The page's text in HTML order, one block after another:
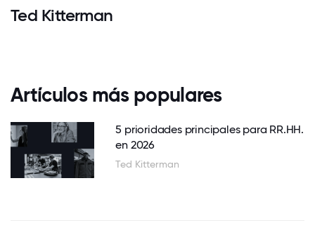
Ted Kitterman
Artículos más populares
5 prioridades principales para RR.HH.
en 2026
Ted Kitterman